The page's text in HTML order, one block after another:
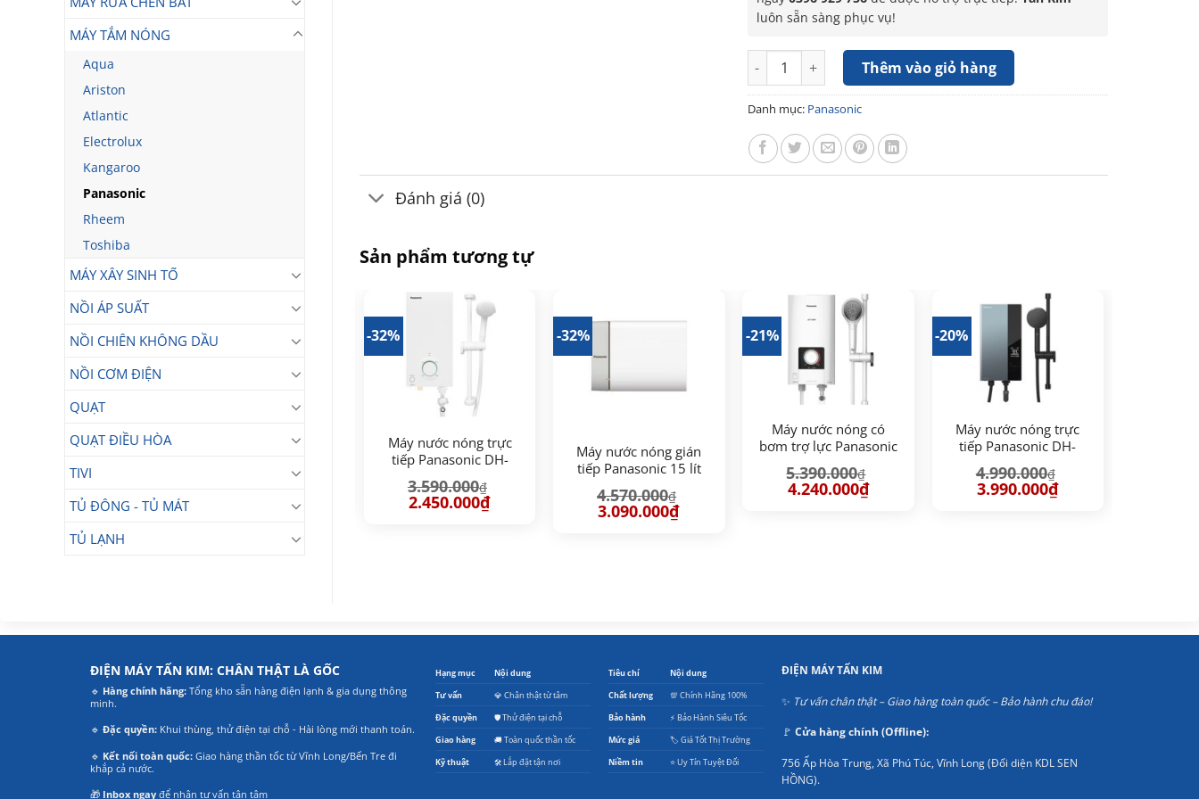
MÁY TẮM NÓNG
Aqua
Ariston
Atlantic
Electrolux
Kangaroo
Panasonic
Rheem
Toshiba
MÁY XÂY SINH TỐ
NỒI ÁP SUẤT
NỒI CHIÊN KHÔNG DẦU
NỒI CƠM ĐIỆN
QUẠT
QUẠT ĐIỀU HÒA
TIVI
TỦ ĐÔNG - TỦ MÁT
TỦ LẠNH
luôn sẵn sàng phục vụ!
Máy nước nóng Panasonic DH-4US1VS không có trợ lực số lượng
Thêm vào giỏ hàng
Danh mục: Panasonic
Đánh giá (0)
Sản phẩm tương tự
-32%
Máy nước nóng trực
tiếp Panasonic DH-
3.590.000₫
Giá
gốc
2.450.000₫Giá
-32%
Máy nước nóng gián
tiếp Panasonic 15 lít
4.570.000₫
Giá
gốc
3.090.000₫Giá
-21%
Máy nước nóng có
bơm trợ lực Panasonic
5.390.000₫
Giá
gốc
4.240.000₫Giá
-20%
Máy nước nóng trực
tiếp Panasonic DH-
4.990.000₫
Giá
gốc
3.990.000₫Giá
Panasonic DH-
lực
3.500.000
hiện
tại
2.790.000₫.
-5%
tiếp Panasonic DH-
₫
tại
5.490.000₫.
ĐIỆN MÁY TẤN KIM: CHÂN THẬT LÀ GỐC
🔹 Hàng chính hãng:Tổng kho sẵn hàng điện lạnh & gia dụng thông
minh.
🔹 Đặc quyền:Khui thùng, thử điện tại chỗ - Hài lòng mới thanh toán.
🔹 Kết nối toàn quốc:Giao hàng thần tốc từ Vĩnh Long/Bến Tre đi
khắp cả nước.
🎁 Inbox ngayđể nhận tư vấn tận tâm
Hạng mục Nội dung
Tư vấn 💎 Chân thật từ tâm
Đặc quyền 🛡️ Thử điện tại chỗ
Giao hàng 🚚 Toàn quốc thần tốc
Kỹ thuật 🛠️ Lắp đặt tận nơi
Tiêu chí Nội dung
Chất lượng 💯 Chính Hãng 100%
Bảo hành ⚡ Bảo Hành Siêu Tốc
Mức giá 🏷️ Giá Tốt Thị Trường
Niềm tin ⭐ Uy Tín Tuyệt Đối
ĐIỆN MÁY TẤN KIM
✨ Tư vấn chân thật – Giao hàng toàn quốc – Bảo hành chu đáo!
🚩 Cửa hàng chính (Offline):
756 Ấp Hòa Trung, Xã Phú Túc, Vĩnh Long (Đối diện KDL SEN
HỒNG).